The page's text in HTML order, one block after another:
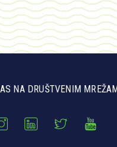
NA DRUŠTVENIM